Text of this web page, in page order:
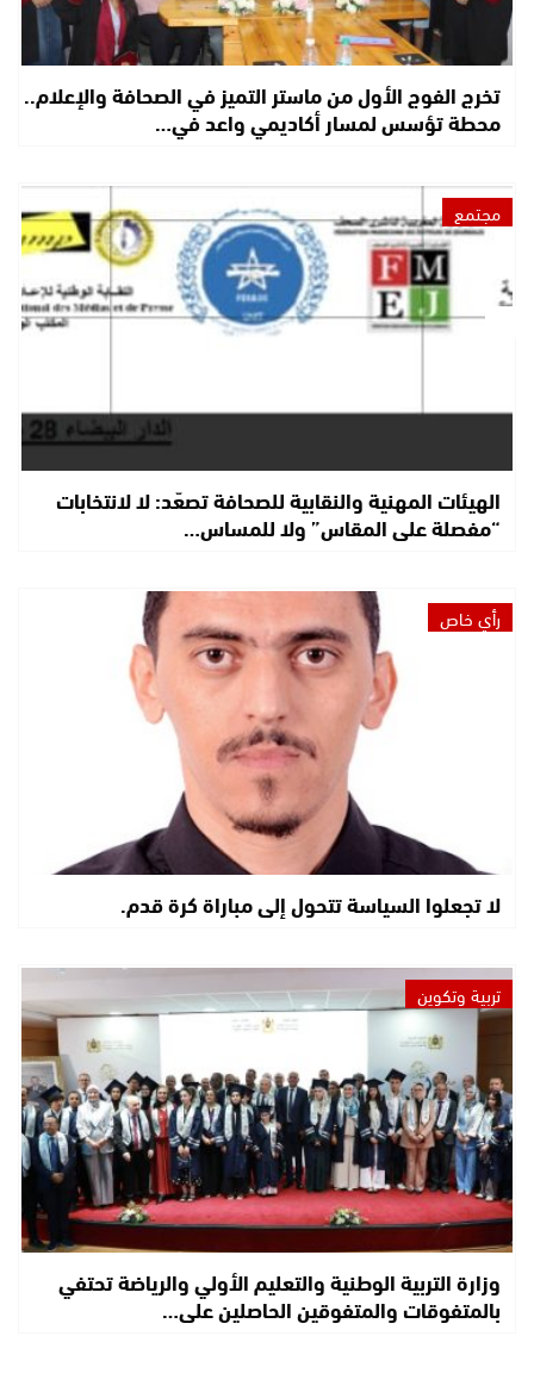
تخرج الفوج الأول من ماستر التميز في الصحافة والإعلام..
محطة تؤسس لمسار أكاديمي واعد في…
مجتمع
الهيئات المهنية والنقابية للصحافة تصعّد: لا لانتخابات
“مفصلة على المقاس” ولا للمساس…
رأي خاص
لا تجعلوا السياسة تتحول إلى مباراة كرة قدم.
تربية وتكوين
وزارة التربية الوطنية والتعليم الأولي والرياضة تحتفي
بالمتفوقات والمتفوقين الحاصلين على…